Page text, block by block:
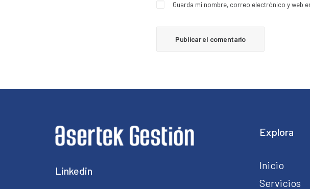
Guarda mi nombre, correo electrónico y web
Linkedin
Explora
Inicio
Servicios